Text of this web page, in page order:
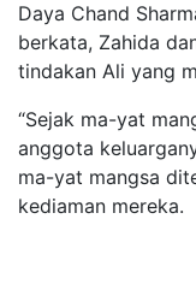
Daya Chand
berkata, Zahida
tindakan Ali yang
“Sejak ma-yat
anggota
ma-yat mangsa
kediaman mereka.